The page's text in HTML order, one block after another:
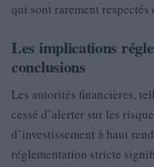
qui sont rarement respectés
Les implications
conclusions
Les autorités financières,
cessé d’alerter sur les
d’investissement à haut
réglementation stricte